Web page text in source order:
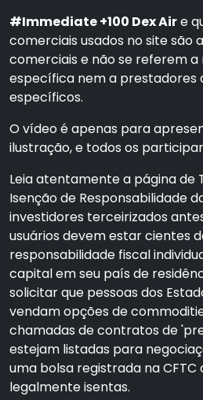
#Immediate +100 Dex Aire
comerciais usados no site são
comerciais e não se referem
específica nem a prestadores
específicos.
O vídeo é apenas para
ilustração, e todos os
Leia atentamente a página de
Isenção de Responsabilidade
investidores terceirizados
usuários devem estar cientes
responsabilidade fiscal
capital em seu país de
solicitar que pessoas dos
vendam opções de
chamadas de contratos de
estejam listadas para
uma bolsa registrada na CFTC
legalmente isentas.